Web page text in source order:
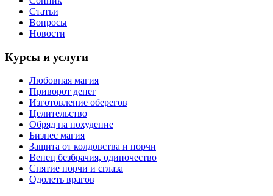
Статьи
Вопросы
Новости
Курсы и услуги
Любовная магия
Приворот денег
Изготовление оберегов
Целительство
Обряд на похудение
Бизнес магия
Защита от колдовства и порчи
Венец безбрачия, одиночество
Снятие порчи и сглаза
Одолеть врагов